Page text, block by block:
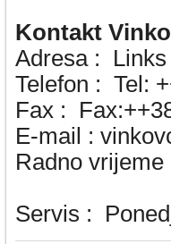
Kontakt
Adresa :
Telefon : Tel:
Fax :
E-mail :
Radno
subota:
Servis :